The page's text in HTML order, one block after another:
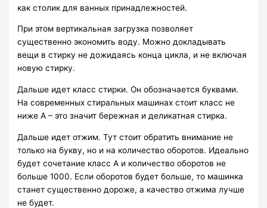
как столик для ванных принадлежностей.
При этом вертикальная загрузка позволяет
существенно экономить воду. Можно докладывать
вещи в стирку не дожидаясь конца цикла, и не включая
новую стирку.
Дальше идет класс стирки. Он обозначается буквами.
На современных стиральных машинах стоит класс не
ниже А – это значит бережная и деликатная стирка.
Дальше идет отжим. Тут стоит обратить внимание не
только на букву, но и на количество оборотов. Идеально
будет сочетание класс А и количество оборотов не
больше 1000. Если оборотов будет больше, то машинка
станет существенно дороже, а качество отжима лучше
не будет.